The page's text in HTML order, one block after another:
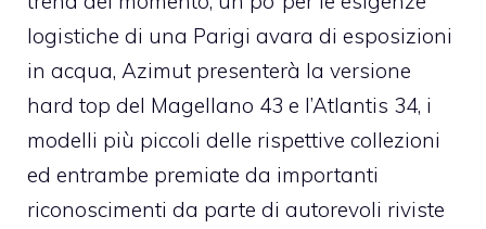
logistiche di una Parigi avara di esposizioni
in acqua, Azimut presenterà la versione
hard top del Magellano 43 e l’Atlantis 34, i
modelli più piccoli delle rispettive collezioni
ed entrambe premiate da importanti
riconoscimenti da parte di autorevoli riviste